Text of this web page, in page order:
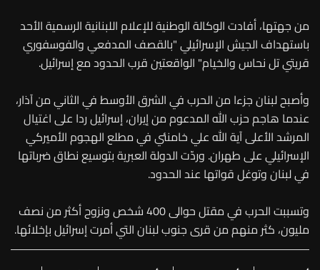
من جهتها، أفادت الوكالة الوطنية للإعلام اللبنانية الرسمية الأحد
باستهداف الجيش الإسرائيلي "بالقصف المدفعي والفوسفوري
قريتي تل نحاس والخيام" الواقعتين قرب الحدود مع إسرائيل.
وأصبح لبنان جزءا من الحرب في الشرق الأوسط في الثاني من آذار،
عندما هاجم حزب الله المدعوم من إيران، إسرائيل ردا على اغتيال
المرشد الأعلى آية الله علي خامنئي في مطلع الهجوم الأميركي
الإسرائيلي على طهران. وردّت الدولة العبرية بتوسيع نطاق ضرباتها
في لبنان وتوغل قواتها عند الحدود.
وتسببت الحرب في مقتل حوالى 400 شخص ونزوح أكثر من نصف
مليون، كثر منهم من قرى جنوب لبنان التي أمرت إسرائيل بإخلائها.